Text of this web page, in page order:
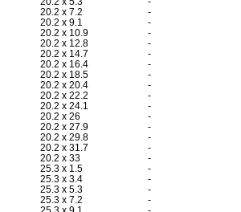
20.2 x 7.2
-
20.2 x 9.1
-
20.2 x 10.9
-
20.2 x 12.8
-
20.2 x 14.7
-
20.2 x 16.4
-
20.2 x 18.5
-
20.2 x 20.4
-
20.2 x 22.2
-
20.2 x 24.1
-
20.2 x 26
-
20.2 x 27.9
-
20.2 x 29.8
-
20.2 x 31.7
-
20.2 x 33
-
25.3 x 1.5
-
25.3 x 3.4
-
25.3 x 5.3
-
25.3 x 7.2
-